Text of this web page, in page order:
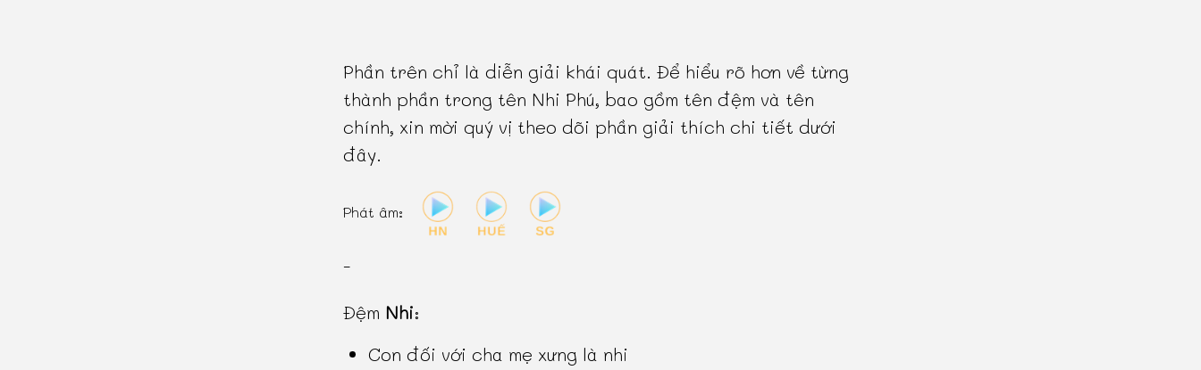
Phần trên chỉ là diễn giải khái quát. Để hiểu rõ hơn về từng
thành phần trong tên Nhi Phú, bao gồm tên đệm và tên
chính, xin mời quý vị theo dõi phần giải thích chi tiết dưới
đây.
Phát âm:
-
Đệm Nhi:
Con đối với cha mẹ xưng là nhi